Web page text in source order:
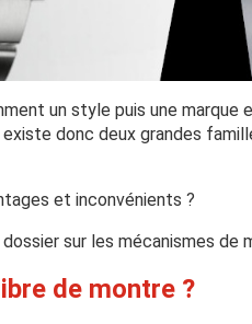
un style puis une marque
donc deux grandes
et inconvénients ?
sur les mécanismes de
de montre ?